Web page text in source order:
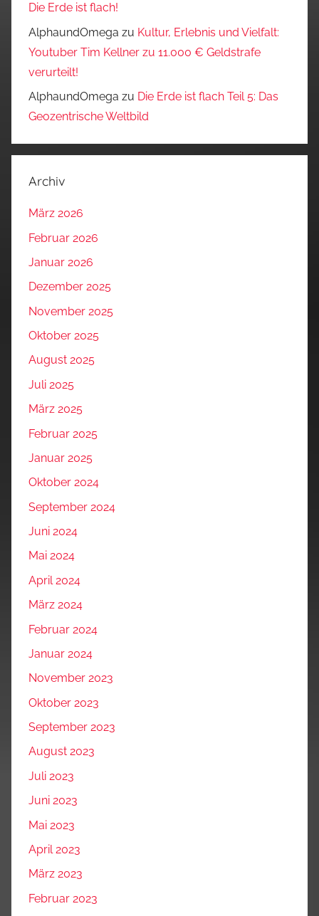
Die Erde ist flach!
AlphaundOmega zu Kultur, Erlebnis und Vielfalt:
Youtuber Tim Kellner zu 11.000 € Geldstrafe
verurteilt!
AlphaundOmega zu Die Erde ist flach Teil 5: Das
Geozentrische Weltbild
Archiv
März 2026
Februar 2026
Januar 2026
Dezember 2025
November 2025
Oktober 2025
August 2025
Juli 2025
März 2025
Februar 2025
Januar 2025
Oktober 2024
September 2024
Juni 2024
Mai 2024
April 2024
März 2024
Februar 2024
Januar 2024
November 2023
Oktober 2023
September 2023
August 2023
Juli 2023
Juni 2023
Mai 2023
April 2023
März 2023
Februar 2023